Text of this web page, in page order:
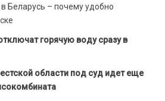
Беларусь – почему удобно
горячую воду сразу в
области под суд идет еще